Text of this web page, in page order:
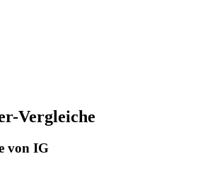
Vergleiche
von IG